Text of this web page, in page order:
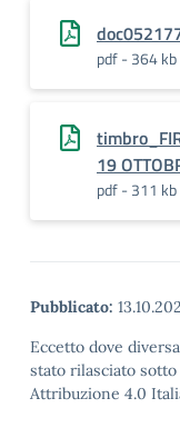
pdf - 364 kb
19
pdf - 311 kb
Pubblicato:
Eccetto dove
stato rilasciato
Attribuzione 4.0